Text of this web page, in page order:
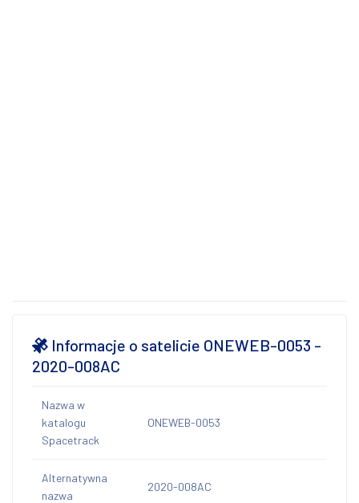
Informacje o satelicie ONEWEB-0053 -
2020-008AC
Nazwa w
katalogu
Spacetrack
ONEWEB-0053
Alternatywna
nazwa
2020-008AC